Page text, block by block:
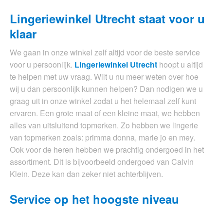
Lingeriewinkel Utrecht staat voor u
klaar
We gaan in onze winkel zelf altijd voor de beste service
voor u persoonlijk. Lingeriewinkel Utrecht hoopt u altijd
te helpen met uw vraag. Wilt u nu meer weten over hoe
wij u dan persoonlijk kunnen helpen? Dan nodigen we u
graag uit in onze winkel zodat u het helemaal zelf kunt
ervaren. Een grote maat of een kleine maat, we hebben
alles van uitsluitend topmerken. Zo hebben we lingerie
van topmerken zoals: primma donna, marie jo en mey.
Ook voor de heren hebben we prachtig ondergoed in het
assortiment. Dit is bijvoorbeeld ondergoed van Calvin
Klein. Deze kan dan zeker niet achterblijven.
Service op het hoogste niveau